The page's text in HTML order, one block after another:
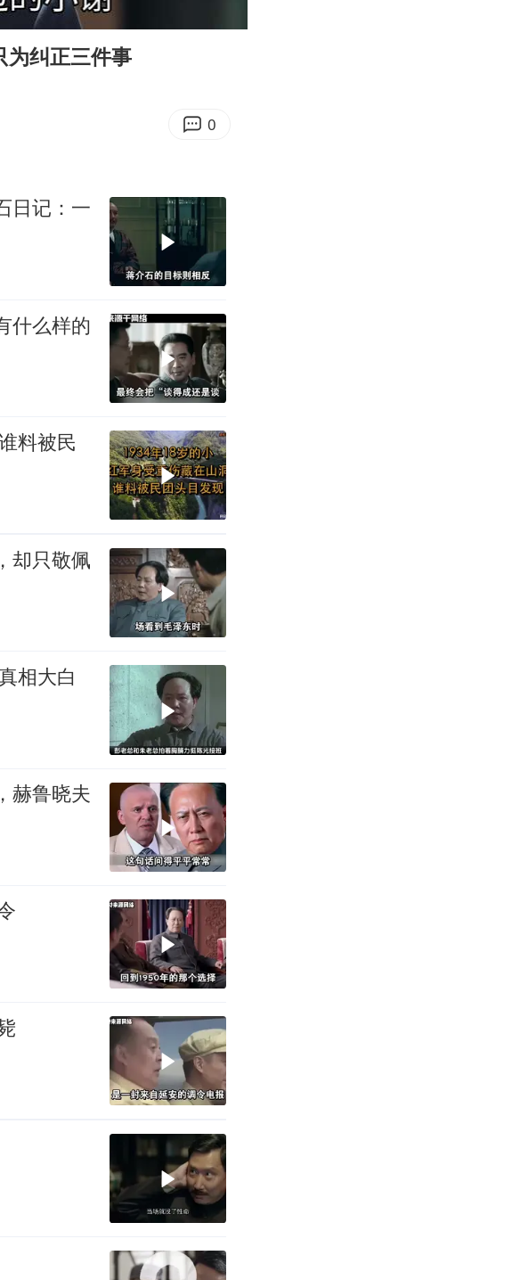
为纠正三件事
0
日记：一
什么样的
料被民
却只敬佩
相大白
赫鲁晓夫